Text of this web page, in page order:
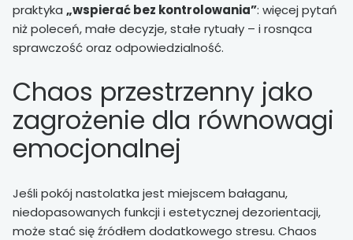
praktyka „wspierać bez kontrolowania”: więcej pytań
niż poleceń, małe decyzje, stałe rytuały – i rosnąca
sprawczość oraz odpowiedzialność.
Chaos przestrzenny jako
zagrożenie dla równowagi
emocjonalnej
Jeśli pokój nastolatka jest miejscem bałaganu,
niedopasowanych funkcji i estetycznej dezorientacji,
może stać się źródłem dodatkowego stresu. Chaos